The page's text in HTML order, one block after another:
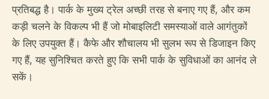
प्रतिबद्ध है। पार्क के मुख्य ट्रेल अच्छी तरह से बनाए गए हैं, और कम
कड़ी चलने के विकल्प भी हैं जो मोबाइलिटी समस्याओं वाले आगंतुकों
के लिए उपयुक्त हैं। कैफे और शौचालय भी सुलभ रूप से डिजाइन किए
गए हैं, यह सुनिश्चित करते हुए कि सभी पार्क के सुविधाओं का आनंद ले
सकें।